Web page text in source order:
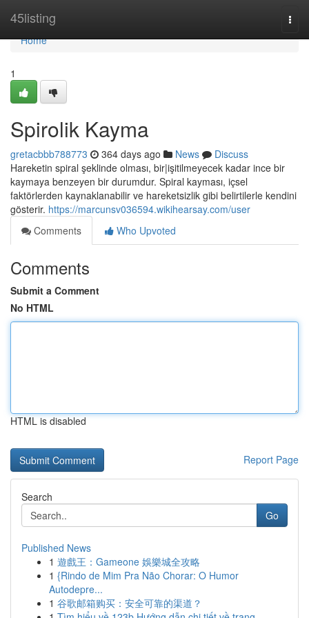
45listing
Home
Home
1
Spirolik Kayma
gretacbbb788773 364 days ago News
Discuss
Hareketin spiral şeklinde olması, bir|işitilmeyecek kadar ince bir
kaymaya benzeyen bir durumdur. Spiral kayması, içsel
faktörlerden kaynaklanabilir ve hareketsizlik gibi belirtilerle kendini
gösterir. https://marcunsv036594.wikihearsay.com/user
Comments
Who Upvoted
Comments
Submit a Comment
No HTML
HTML is disabled
Report Page
Search
Go
Published News
1 遊戲王：Gameone 娛樂城全攻略
1 {Rindo de Mim Pra Não Chorar: O Humor
Autodepre...
1 谷歌邮箱购买：安全可靠的渠道？